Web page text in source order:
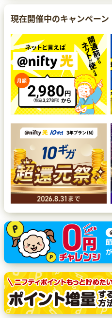
ん。 ※8 本サービ
必ず三井住友カ
を含んだ還元率
元の条件・詳細
認ください。 ※9
することがござ
現在開催中のキャンペーン